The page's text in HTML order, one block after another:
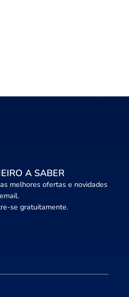
A SABER
melhores ofertas e novidades
se gratuitamente.